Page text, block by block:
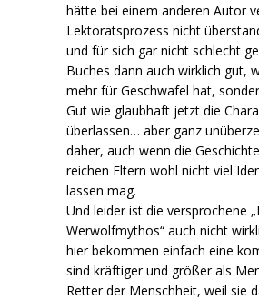
hätte bei einem anderen Autor
Lektoratsprozess nicht
und für sich gar nicht schlecht
Buches dann auch wirklich gut,
mehr für Geschwafel hat,
Gut wie glaubhaft jetzt die
überlassen… aber ganz
daher, auch wenn die
reichen Eltern wohl nicht viel
lassen mag.
Und leider ist die versprochene
Werwolfmythos“ auch nicht
hier bekommen einfach eine
sind kräftiger und größer als
Retter der Menschheit, weil sie